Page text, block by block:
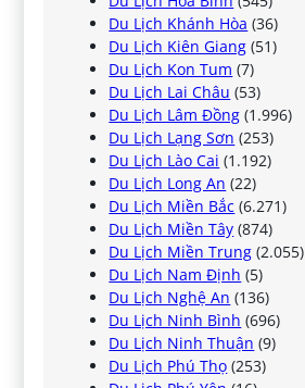
Du Lịch Khánh Hòa (36)
Du Lịch Kiên Giang (51)
Du Lịch Kon Tum (7)
Du Lịch Lai Châu (53)
Du Lịch Lâm Đồng (1.996)
Du Lịch Lạng Sơn (253)
Du Lịch Lào Cai (1.192)
Du Lịch Long An (22)
Du Lịch Miền Bắc (6.271)
Du Lịch Miền Tây (874)
Du Lịch Miền Trung (2.055)
Du Lịch Nam Định (5)
Du Lịch Nghệ An (136)
Du Lịch Ninh Bình (696)
Du Lịch Ninh Thuận (9)
Du Lịch Phú Thọ (253)